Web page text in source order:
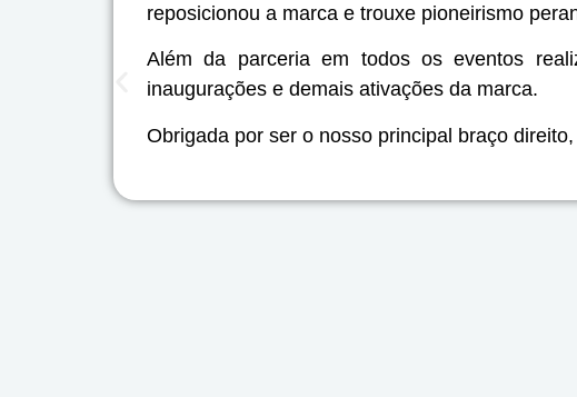
reposicionou a marca e trouxe pioneirismo
Além da parceria em todos os eventos
inaugurações e demais ativações da marca.
Obrigada por ser o nosso principal braço